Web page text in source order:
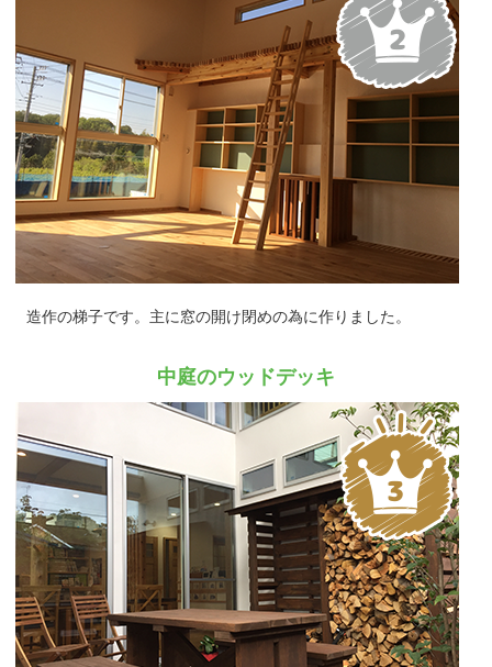
造作の梯子です。主に窓の開け閉めの為に作りました。
中庭のウッドデッキ